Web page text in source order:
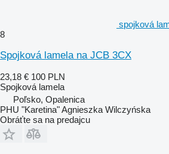
spojková
8
Spojková lamela na JCB 3CX
23,18 € 100 PLN
Spojková lamela
Poľsko, Opalenica
PHU "Karetina" Agnieszka Wilczyńska
Obráťte sa na predajcu